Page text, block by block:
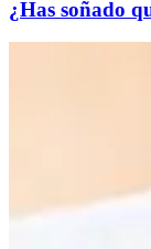
¿Has soñado